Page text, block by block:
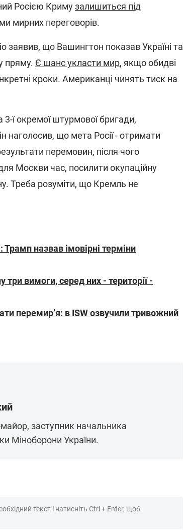
Росією Кримузалишиться під
мирних переговорів.
що Вашингтон показав Україні та
пряму. Є шанс укласти мир, якщо обидві
кроки. Американці чинять тиск на
ї окремої штурмової бригади,
що мета Росії - отримати
перемовин, після чого
Москви час, посилити окупаційну
Треба розуміти, що Кремль не
назвав імовірні терміни
три вимоги, серед них - території -
перемир’я: в ISW озвучили тривожний
заступник начальника
Міноборони України.
текст і натисніть Ctrl + Enter, щоб